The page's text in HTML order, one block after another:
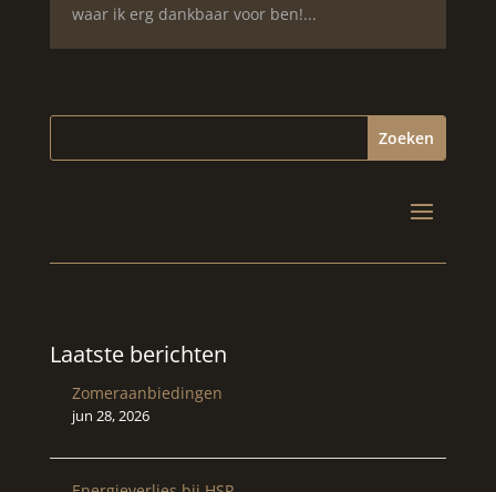
waar ik erg dankbaar voor ben!...
Laatste berichten
Zomeraanbiedingen
jun 28, 2026